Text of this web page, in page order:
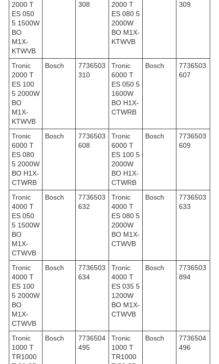
2000 T
ES 050
5 1500W
BO
M1X-
KTWVB
308
2000 T
ES 080 5
2000W
BO M1X-
KTWVB
309
Tronic
2000 T
ES 100
5 2000W
BO
M1X-
KTWVB
Bosch
7736503
310
Tronic
6000 T
ES 050 5
1600W
BO H1X-
CTWRB
Bosch
7736503
607
Tronic
6000 T
ES 080
5 2000W
BO H1X-
CTWRB
Bosch
7736503
608
Tronic
6000 T
ES 100 5
2000W
BO H1X-
CTWRB
Bosch
7736503
609
Tronic
4000 T
ES 050
5 1500W
BO
M1X-
CTWVB
Bosch
7736503
632
Tronic
4000 T
ES 080 5
2000W
BO M1X-
CTWVB
Bosch
7736503
633
Tronic
4000 T
ES 100
5 2000W
BO
M1X-
CTWVB
Bosch
7736503
634
Tronic
4000 T
ES 035 5
1200W
BO M1X-
CTWVB
Bosch
7736503
894
Tronic
1000 T
TR1000
Bosch
7736504
495
Tronic
1000 T
TR1000
Bosch
7736504
496